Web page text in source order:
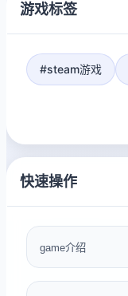
游戏标签
#steam游戏
快速操作
game介绍